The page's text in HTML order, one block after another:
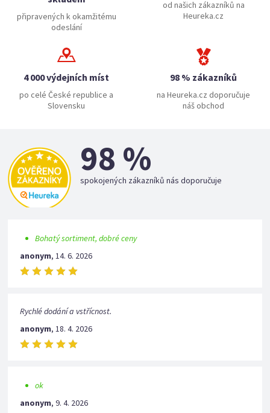
připravených k okamžitému
odeslání
od našich zákazníků na
Heureka.cz
4 000 výdejních míst
po celé České republice a
Slovensku
98 % zákazníků
na Heureka.cz doporučuje
náš obchod
98 %
spokojených zákazníků nás doporučuje
Bohatý sortiment, dobré ceny
anonym,14. 6. 2026
Rychlé dodání a vstřícnost.
anonym,18. 4. 2026
ok
anonym,9. 4. 2026